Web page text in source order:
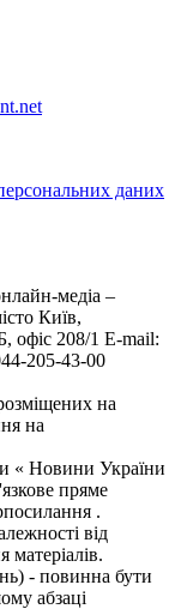
даних
медіа –
Київ,
208/1 E-mail:
205-43-00
на
на
« Новини України
пряме
.
від
матеріалів.
- повинна бути
абзаці